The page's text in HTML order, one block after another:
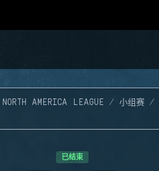
NORTH AMERICA LEAGUE 小组赛
已结束